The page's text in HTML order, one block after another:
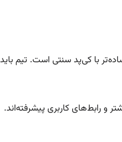
با کی‌پد سنتی است. تیم باید
و رابط‌های کاربری پیشرفته‌اند.